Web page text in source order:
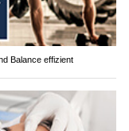
Balance effizient